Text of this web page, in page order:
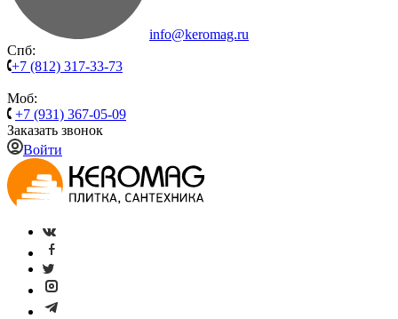
info@keromag.ru
Спб:
+7 (812) 317-33-73
Моб:
+7 (931) 367-05-09
Заказать звонок
Войти